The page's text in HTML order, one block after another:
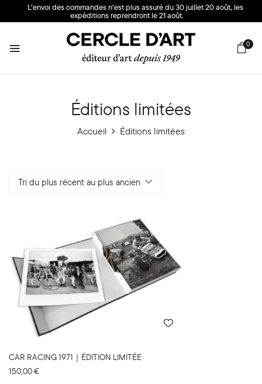
L’envoi des commandes n’est plus assuré du 30 juillet 20 août, les
expéditions reprendront le 21 août.
0
Éditions limitées
Accueil Éditions limitées
Tri du plus récent au plus ancien
CAR RACING 1971｜ÉDITION LIMITÉE
150,00€